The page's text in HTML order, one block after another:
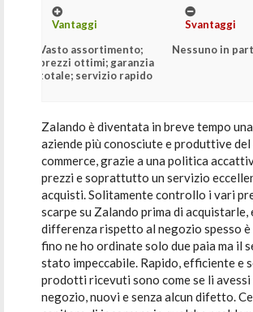
Vantaggi
Vasto assortimento;
prezzi ottimi; garanzia
totale; servizio rapido
Svantaggi
Nessuno in
Zalando è diventata in breve tempo
aziende più conosciute e produttive
commerce, grazie a una politica
prezzi e soprattutto un servizio
acquisti. Solitamente controllo i vari
scarpe su Zalando prima di
differenza rispetto al negozio spesso è
fino ne ho ordinate solo due paia ma il
stato impeccabile. Rapido, efficiente e
prodotti ricevuti sono come se li
negozio, nuovi e senza alcun difetto.